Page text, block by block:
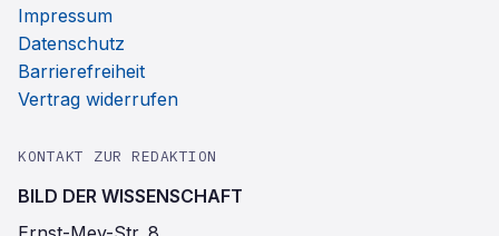
Impressum
Datenschutz
Barrierefreiheit
Vertrag widerrufen
KONTAKT ZUR REDAKTION
BILD DER WISSENSCHAFT